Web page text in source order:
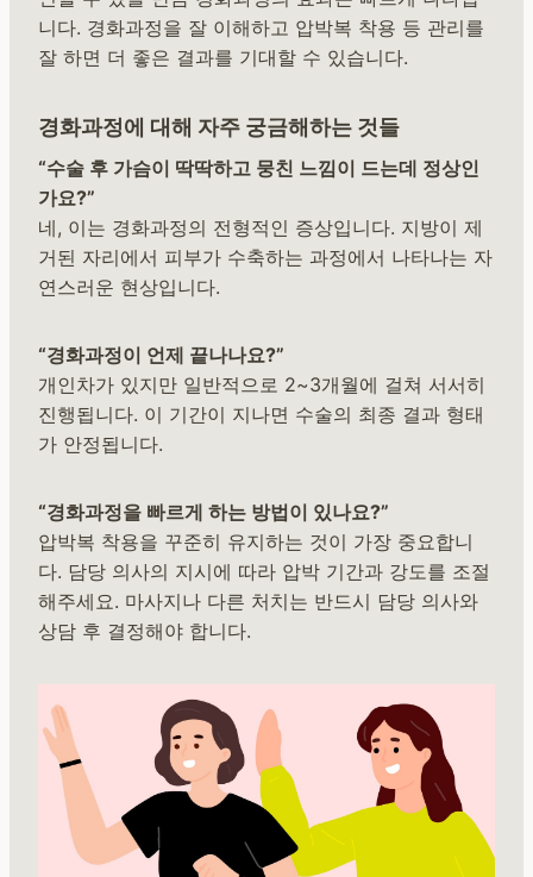
니다. 경화과정을 잘 이해하고 압박복 착용 등 관리를
잘 하면 더 좋은 결과를 기대할 수 있습니다.
경화과정에 대해 자주 궁금해하는 것들
“수술 후 가슴이 딱딱하고 뭉친 느낌이 드는데 정상인
가요?”
네, 이는 경화과정의 전형적인 증상입니다. 지방이 제
거된 자리에서 피부가 수축하는 과정에서 나타나는 자
연스러운 현상입니다.
“경화과정이 언제 끝나나요?”
개인차가 있지만 일반적으로 2~3개월에 걸쳐 서서히
진행됩니다. 이 기간이 지나면 수술의 최종 결과 형태
가 안정됩니다.
“경화과정을 빠르게 하는 방법이 있나요?”
압박복 착용을 꾸준히 유지하는 것이 가장 중요합니
다. 담당 의사의 지시에 따라 압박 기간과 강도를 조절
해주세요. 마사지나 다른 처치는 반드시 담당 의사와
상담 후 결정해야 합니다.